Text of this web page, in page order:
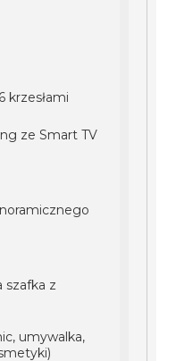
krzesłami
ze Smart TV
szafka z
umywalka,